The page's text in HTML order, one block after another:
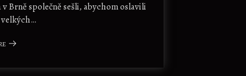
v Brně společně sešli, abychom oslavili
velkých…